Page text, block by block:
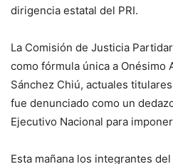
dirigencia estatal del PRI.
La Comisión de Justicia
como fórmula única a Onésimo
Sánchez Chiú, actuales
fue denunciado como un
Ejecutivo Nacional para
Esta mañana los integrantes